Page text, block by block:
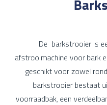
De barkstrooier is
afstrooimachine voor bark
geschikt voor zowel
barkstrooier bestaat
voorraadbak, een